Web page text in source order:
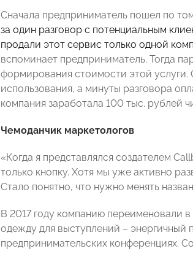
Сначала предприниматель пошел по
за один разговор с потенциальным
продали этот сервис только одной
вспоминает предприниматель. Тогда
формирования стоимости этой услуги.
использования, а минуты разговора
компания заработала 100 тыс. рублей
Чемоданчик маркетологов
«Когда я представлялся создателем
только кнопку. Хотя мы уже активно
Стало понятно, что нужно менять
В 2017 году компанию переименовали
одежду для выступлений – энергичный
предпринимательских конференциях.